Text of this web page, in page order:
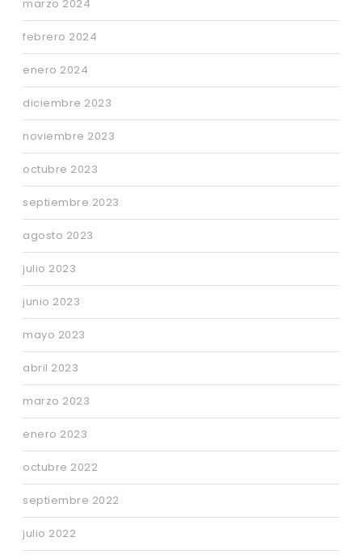
marzo 2024
febrero 2024
enero 2024
diciembre 2023
noviembre 2023
octubre 2023
septiembre 2023
agosto 2023
julio 2023
junio 2023
mayo 2023
abril 2023
marzo 2023
enero 2023
octubre 2022
septiembre 2022
julio 2022